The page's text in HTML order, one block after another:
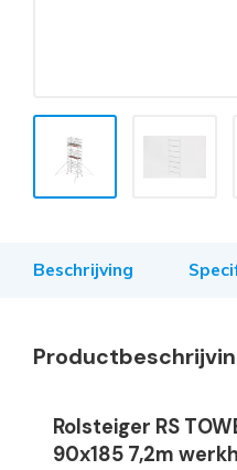
Beschrijving
Rolsteiger RS
90x185 7,2m